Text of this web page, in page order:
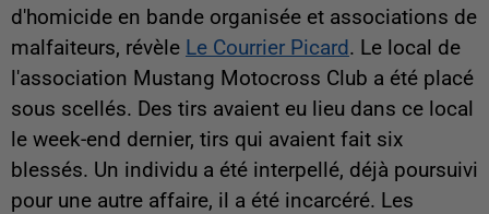
d'homicide en bande organisée et associations de
malfaiteurs, révèle Le Courrier Picard. Le local de
l'association Mustang Motocross Club a été placé
sous scellés. Des tirs avaient eu lieu dans ce local
le week-end dernier, tirs qui avaient fait six
blessés. Un individu a été interpellé, déjà poursuivi
pour une autre affaire, il a été incarcéré. Les